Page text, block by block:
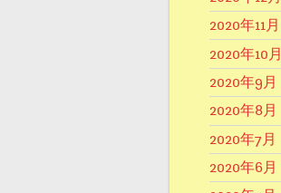
2020年11月
2020年10月
2020年9月
2020年8月
2020年7月
2020年6月